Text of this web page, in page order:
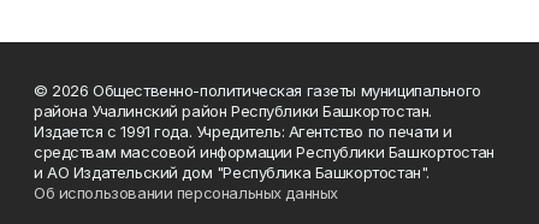
© 2026 Общественно-политическая газеты муниципального
района Учалинский район Республики Башкортостан.
Издается с 1991 года. Учредитель: Агентство по печати и
средствам массовой информации Республики Башкортостан
и АО Издательский дом "Республика Башкортостан".
Об использовании персональных данных